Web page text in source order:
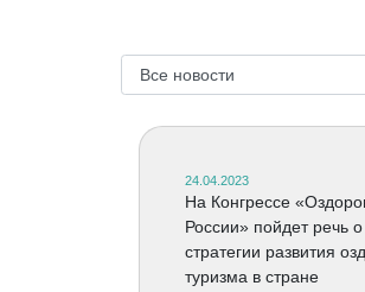
24.04.2023
На Конгрессе
России» пойдет речь
стратегии развития
туризма в стране